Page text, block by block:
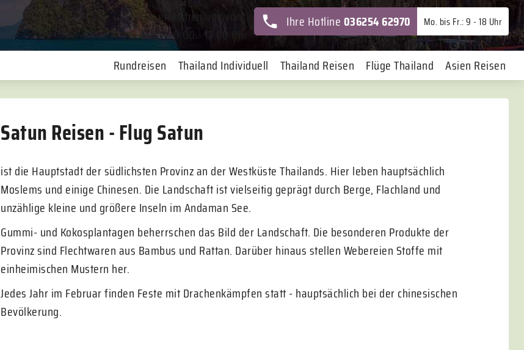
Sie erreichen uns von
Mo-Fr. 9:00 - 17:00 Uhr
Ihre Hotline036254 62970 Mo. bis Fr.: 9 - 18 Uhr
Rundreisen Thailand Individuell Thailand Reisen Flüge Thailand Asien Reisen
Satun Reisen - Flug Satun
ist die Hauptstadt der südlichsten Provinz an der Westküste Thailands. Hier leben hauptsächlich
Moslems und einige Chinesen. Die Landschaft ist vielseitig geprägt durch Berge, Flachland und
unzählige kleine und größere Inseln im Andaman See.
Gummi- und Kokosplantagen beherrschen das Bild der Landschaft. Die besonderen Produkte der
Provinz sind Flechtwaren aus Bambus und Rattan. Darüber hinaus stellen Webereien Stoffe mit
einheimischen Mustern her.
Jedes Jahr im Februar finden Feste mit Drachenkämpfen statt - hauptsächlich bei der chinesischen
Bevölkerung.